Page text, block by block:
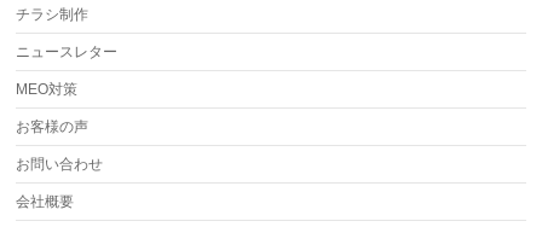
チラシ制作
ニュースレター
MEO対策
お客様の声
お問い合わせ
会社概要